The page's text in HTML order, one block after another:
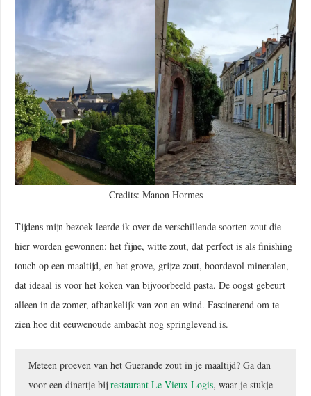
Credits: Manon Hormes
Tijdens mijn bezoek leerde ik over de verschillende soorten zout die
hier worden gewonnen: het fijne, witte zout, dat perfect is als finishing
touch op een maaltijd, en het grove, grijze zout, boordevol mineralen,
dat ideaal is voor het koken van bijvoorbeeld pasta. De oogst gebeurt
alleen in de zomer, afhankelijk van zon en wind. Fascinerend om te
zien hoe dit eeuwenoude ambacht nog springlevend is.
Meteen proeven van het Guerande zout in je maaltijd? Ga dan
voor een dinertje bij restaurant Le Vieux Logis, waar je stukje